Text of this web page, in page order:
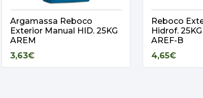
Argamassa Reboco
Exterior Manual HID. 25KG
AREM
3,63€
Reboco
Hidrof.
AREF-B
4,65€